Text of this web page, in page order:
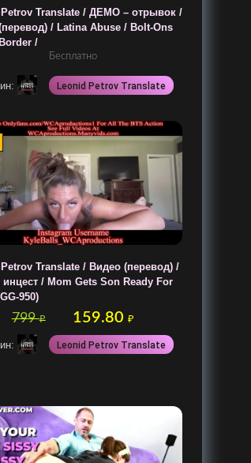
Translate / ДЕМО – отрывок /
/ Latina Abuse / Bolt-Ons
/
Бесплатно
Leonid Petrov Translate
Translate / Видео (перевод) /
инцест / Mom Gets Son Ready For
950)
799₽ 159.80 ₽
Leonid Petrov Translate